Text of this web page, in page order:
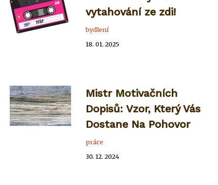
vytahování ze zdi!
bydlení
18. 01. 2025
Mistr Motivačních
Dopisů: Vzor, Který Vás
Dostane Na Pohovor
práce
30. 12. 2024